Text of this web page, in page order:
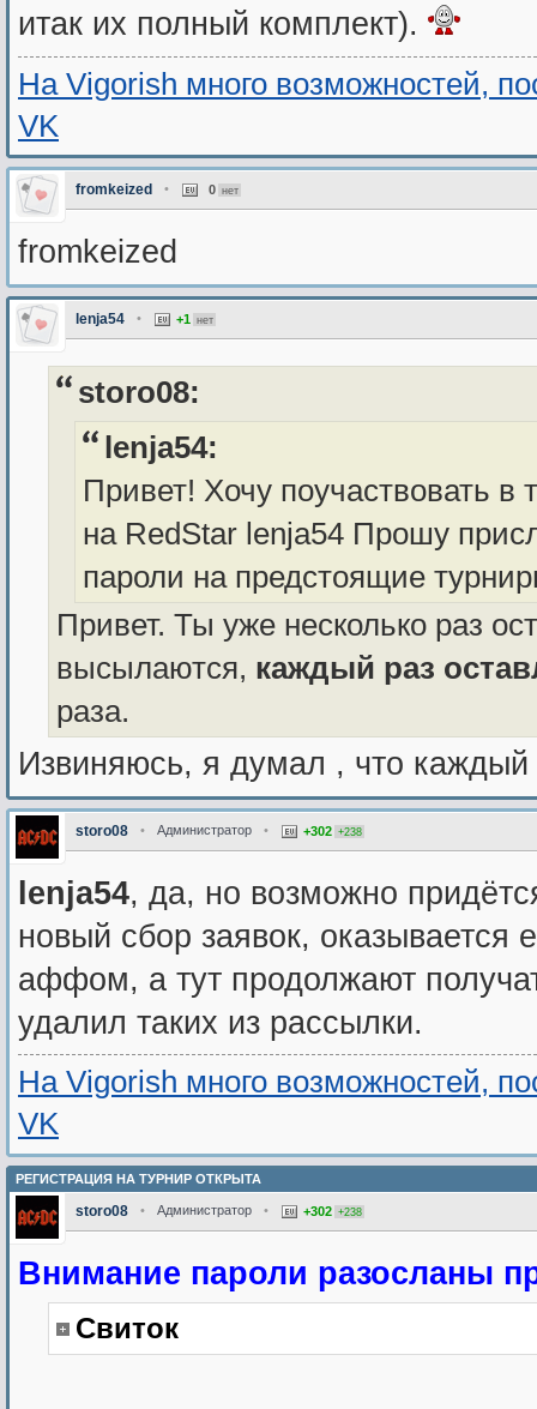
итак их полный комплект).
На Vigorish много возможностей,
VK
fromkeized • 0 нет
fromkeized
lenja54 • +1 нет
storo08:
lenja54:
Привет! Хочу поучаствовать
на RedStar lenja54 Прошу
пароли на предстоящие
Привет. Ты уже несколько раз
высылаются, каждый раз
раза.
Извиняюсь, я думал , что каждый
storo08 • Администратор • +302 +238
lenja54, да, но возможно
новый сбор заявок, оказывается
аффом, а тут продолжают
удалил таких из рассылки.
На Vigorish много возможностей,
VK
РЕГИСТРАЦИЯ НА ТУРНИР ОТКРЫТА
storo08 • Администратор • +302 +238
Внимание пароли разосланы
Свиток